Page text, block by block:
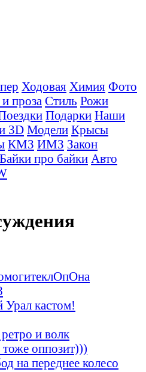
Ходовая Химия Фото
проза Стиль Рожи
Подарки Наши
3D Модели Крысы
КМЗ ИМЗ Закон
Байки про байки Авто
кастом!
и волк
оппозит)))
на переднее колесо